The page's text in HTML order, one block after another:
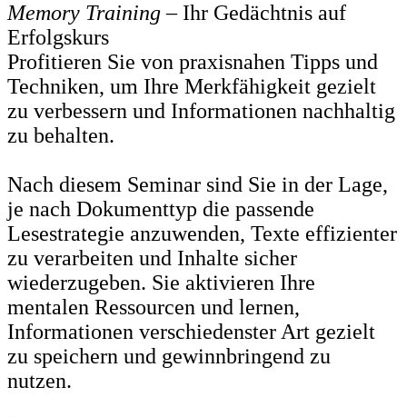
Memory Training– Ihr Gedächtnis auf
Erfolgskurs
Profitieren Sie von praxisnahen Tipps und
Techniken, um Ihre Merkfähigkeit gezielt
zu verbessern und Informationen nachhaltig
zu behalten.
Nach diesem Seminar sind Sie in der Lage,
je nach Dokumenttyp die passende
Lesestrategie anzuwenden, Texte effizienter
zu verarbeiten und Inhalte sicher
wiederzugeben. Sie aktivieren Ihre
mentalen Ressourcen und lernen,
Informationen verschiedenster Art gezielt
zu speichern und gewinnbringend zu
nutzen.